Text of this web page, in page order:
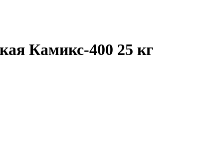
Камикс-400 25 кг